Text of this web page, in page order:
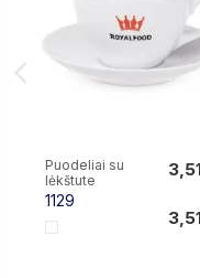
Puodeliai su
lėkštute
1129